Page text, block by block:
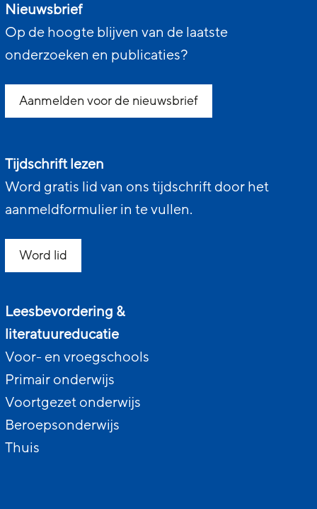
Nieuwsbrief
Op de hoogte blijven van de laatste
onderzoeken en publicaties?
Aanmelden voor de nieuwsbrief
Tijdschrift lezen
Word gratis lid van ons tijdschrift door het
aanmeldformulier in te vullen.
Word lid
Leesbevordering &
literatuureducatie
Voor- en vroegschools
Primair onderwijs
Voortgezet onderwijs
Beroepsonderwijs
Thuis